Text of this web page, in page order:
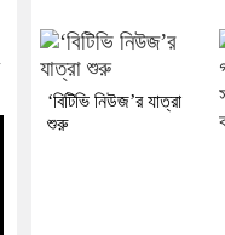
‘বিটিভি নিউজ’র যাত্রা
শুরু